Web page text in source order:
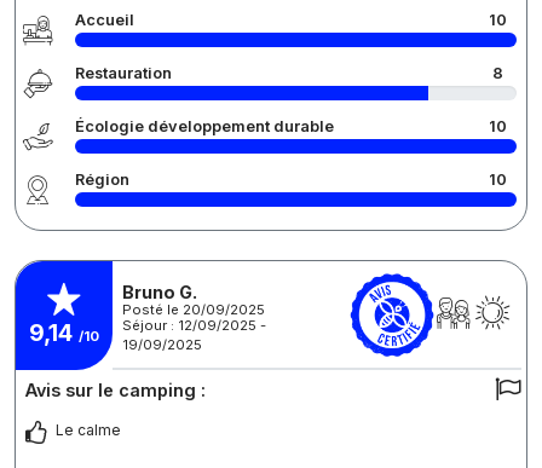
Accueil 10
Restauration 8
Écologie développement durable 10
Région 10
9,14 /10
Bruno G.
Posté le 20/09/2025
Séjour : 12/09/2025 -
19/09/2025
Avis sur le camping :
Le calme